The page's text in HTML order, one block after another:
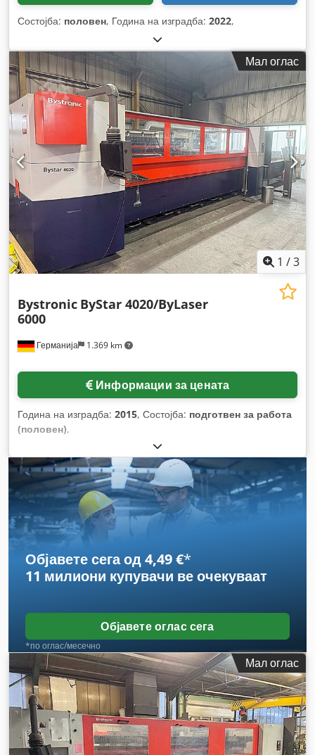
Состојба: половен, Година на изградба: 2022,
Мал оглас
1 /3
Германија 1.369 km
Bystronic ByStar 4020/ByLaser
6000
Информации за цената
Година на изградба: 2015, Состојба: подготвен за работа
(половен),
Објавете сега од 4,49 €*
11 милиони купувачи ве очекуваат
Објавете оглас сега
*по оглас/месечно
Мал оглас